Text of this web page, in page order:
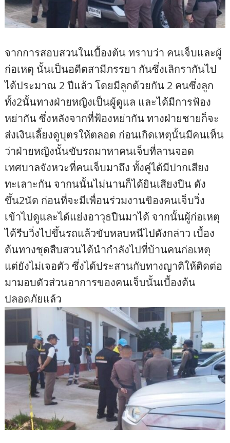
จากการสอบสวนในเบื้องต้น ทราบว่า คนเจ็บและผู้
ก่อเหตุ นั้นเป็นอดีตสามีภรรยา กันซึ่งเลิกรากันไป
ได้ประมาณ 2 ปีแล้ว โดยมีลูกด้วยกัน 2 คนซึ่งลูก
ทั้ง2นั้นทางฝ่ายหญิงเป็นผู้ดูแล และได้มีการฟ้อง
หย่ากัน ซึ่งหลังจากที่ฟ้องหย่ากัน ทางฝ่ายชายก็จะ
ส่งเงินเลี้ยงดูบุตรให้ตลอด ก่อนเกิดเหตุนั้นมีคนเห็น
ว่าฝ่ายหญิงนั้นขับรถมาหาคนเจ็บที่ลานจอด
เทศบาลจังหวะที่คนเจ็บมาถึง ทั้งคู่ได้มีปากเสียง
ทะเลาะกัน จากนนั้นไม่นานก็ได้ยินเสียงปืน ดัง
ขึ้น2นัด ก่อนที่จะมีเพื่อนร่วมงานขิองคนเจ็บวิ่ง
เข้าไปดูและได้แย่งอาวุธปืนมาได้ จากนั้นผู้ก่อเหตุ
ได้รีบวิ่งไปขึ้นรถแล้วขับหลบหนีไปดังกล่าว เบื้อง
ต้นทางชุดสืบสวนได้นำกำลังไปที่บ้านคนก่อเหตุ
แต่ยังไม่เจอตัว ซึ่งได้ประสานกับทางญาติให้ติดต่อ
มามอบตัวส่วนอาการของคนเจ็บนั้นเบื้องต้น
ปลอดภัยแล้ว